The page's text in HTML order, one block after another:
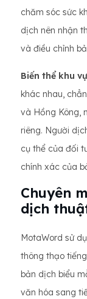
chăm sóc sức
dịch nên nhận
và điều chỉnh
Biến thể khu
khác nhau,
và Hồng Kông,
riêng. Người
cụ thể của đối
chính xác của
Chuyên
dịch
MotaWord sử
thông thạo
bản dịch biểu
văn hóa sang